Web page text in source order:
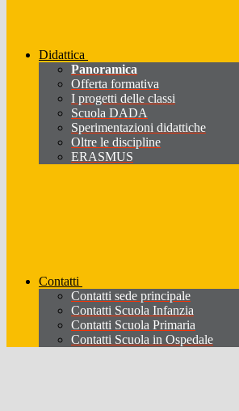
Didattica
Panoramica
Offerta formativa
I progetti delle classi
Scuola DADA
Sperimentazioni didattiche
Oltre le discipline
ERASMUS
Contatti
Contatti sede principale
Contatti Scuola Infanzia
Contatti Scuola Primaria
Contatti Scuola in Ospedale